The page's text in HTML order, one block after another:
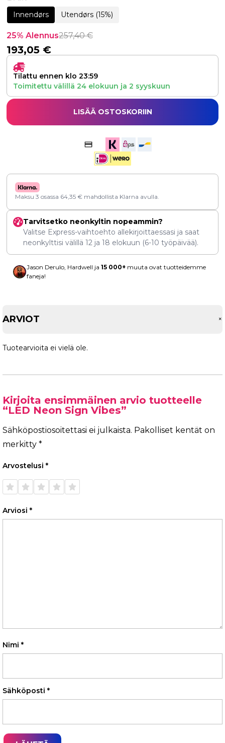
Innendørs Utendørs (15%)
25% Alennus257,40€
193,05 €
Tilattu ennen klo 23:59
Toimitettu välillä 24 elokuun ja 2 syyskuun
LISÄÄ OSTOSKORIIN
Maksu 3 osassa 64,35 € mahdollista Klarna avulla.
Tarvitsetko neonkyltin nopeammin?
Valitse Express-vaihtoehto allekirjoittaessasi ja saat
neonkylttisi välillä 12 ja 18 elokuun (6-10 työpäivää).
Jason Derulo, Hardwell ja 15 000+ muuta ovat tuotteidemme
faneja!
ARVIOT +
Tuotearvioita ei vielä ole.
Kirjoita ensimmäinen arvio tuotteelle
“LED Neon Sign Vibes”
Sähköpostiosoitettasi ei julkaista. Pakolliset kentät on
merkitty *
Arvostelusi *
1/5
tähteä
2/5
tähteä
3/5
tähteä
4/5
tähteä
5/5
tähteä
Arviosi *
Nimi *
Sähköposti *